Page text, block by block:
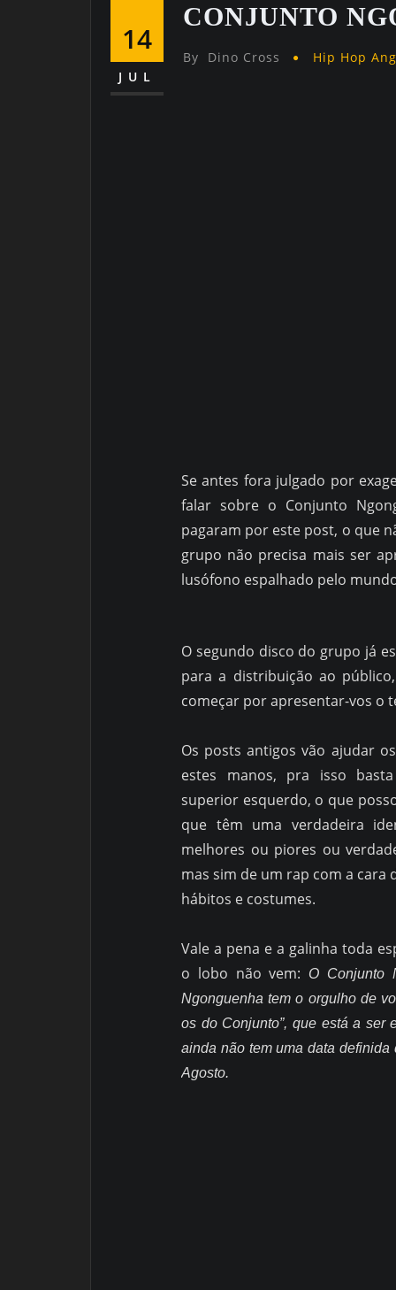
14
JUL
CONJUNTO
By Dino Cross Hip Hop
Se antes fora julgado por
falar sobre o Conjunto
pagaram por este post, o que
grupo não precisa mais ser
lusófono espalhado pelo
O segundo disco do grupo já
para a distribuição ao
começar por apresentar-vos o
Os posts antigos vão ajudar
estes manos, pra isso basta
superior esquerdo, o que
que têm uma verdadeira
melhores ou piores ou
mas sim de um rap com a cara
hábitos e costumes.
Vale a pena e a galinha toda
o lobo não vem:
O Conjunto
Ngonguenha tem o orgulho de
os do Conjunto”, que está a ser
ainda não tem uma data
Agosto.